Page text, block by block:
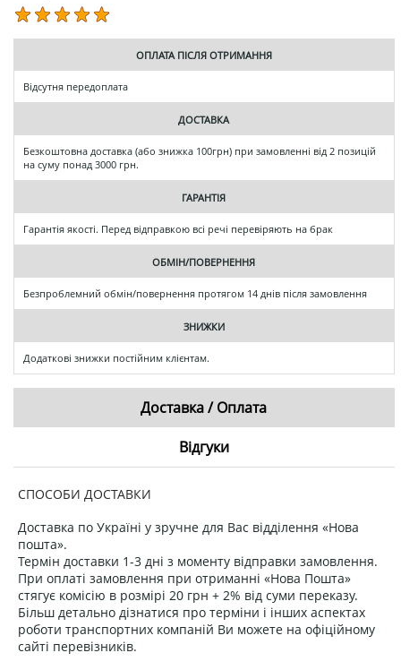
ОПЛАТА ПІСЛЯ ОТРИМАННЯ
Відсутня передоплата
ДОСТАВКА
Безкоштовна доставка (або знижка 100грн) при замовленні від 2 позицій
на суму понад 3000 грн.
ГАРАНТІЯ
Гарантія якості. Перед відправкою всі речі перевіряють на брак
ОБМІН/ПОВЕРНЕННЯ
Безпроблемний обмін/повернення протягом 14 днів після замовлення
ЗНИЖКИ
Додаткові знижки постійним клієнтам.
Доставка / Оплата
Відгуки
СПОСОБИ ДОСТАВКИ
Доставка по Україні у зручне для Вас відділення «Нова
пошта».
Термін доставки 1-3 дні з моменту відправки замовлення.
При оплаті замовлення при отриманні «Нова Пошта»
стягує комісію в розмірі 20 грн + 2% від суми переказу.
Більш детально дізнатися про терміни і інших аспектах
роботи транспортних компаній Ви можете на офіційному
сайті перевізників.